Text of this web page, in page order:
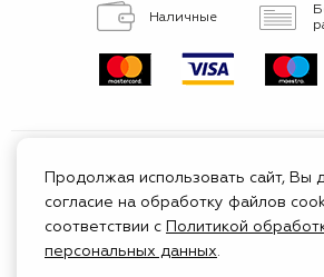
Наличные
Сертифицированный
Продолжая использовать сайт, Вы
согласие на обработку файлов
соответствии с
Политикой
персональных данных.